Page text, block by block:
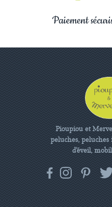
Paiement
Pioupiou et
peluches, peluches
d'éveil,